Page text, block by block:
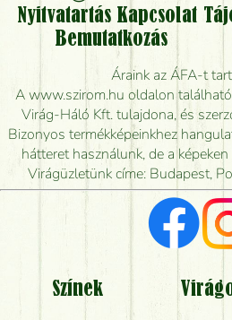
Vidékre is lehet
Meddig rendelhetek
kiszállítsák?
Mennyire gyorsan tudják
mikor tudják
Vörös rózsát keresek,
Milyen visszajelzést kapok
Tényleg azt kapom, ami
Mit kell tudni a
Nyitvatartás Kapcsolat
Bemutatkozás
Áraink az ÁFA-t
A www.szirom.hu oldalon
Virág-Háló Kft. tulajdona, és
Bizonyos termékképeinkhez
hátteret használunk, de a
Virágüzletünk címe: Budapest,
Színek